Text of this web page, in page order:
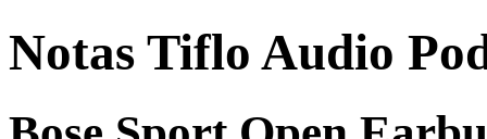
Notas Tiflo Audio